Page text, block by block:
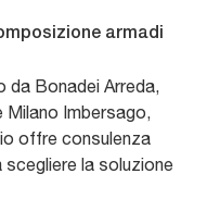
armadi
da Bonadei Arreda,
Milano Imbersago,
offre consulenza
la soluzione